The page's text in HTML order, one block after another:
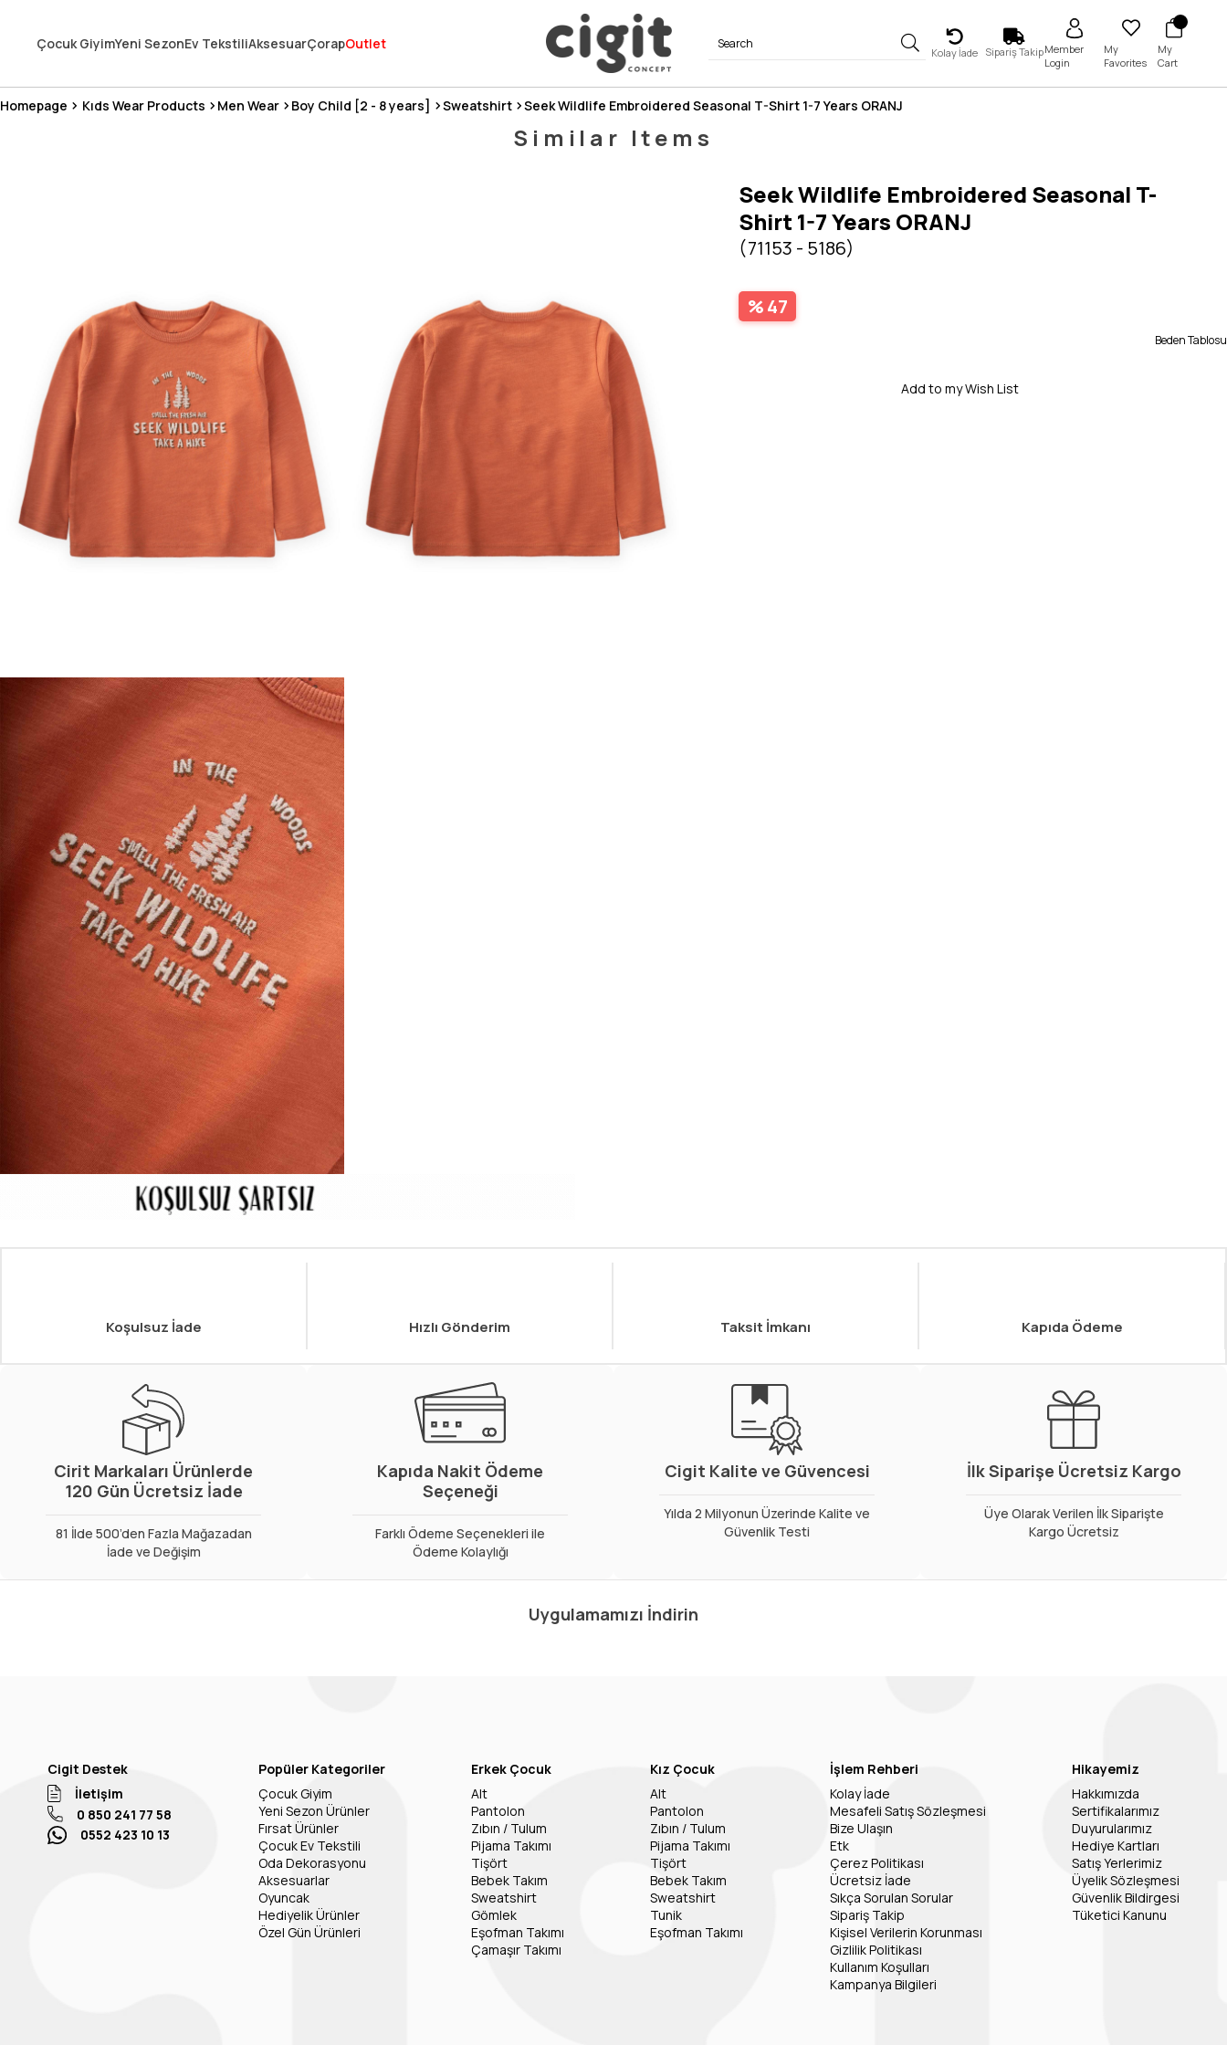
300₺ ve Üzeri Alışverişlerde Kargo Ücretsiz !
Koşulsuz Şartsız İade İmkanı
Çocuk GiyimYeni SezonEv TekstiliAksesuarÇorapOutlet
Kolay İade Sipariş TakipMember
Login
My
Favorites
My
Cart
Homepage Kıds Wear Products Men Wear Boy Child [2 - 8 years] Sweatshirt Seek Wildlife Embroidered Seasonal T-Shirt 1-7 Years ORANJ
Similar Items
Seek Wildlife Embroidered Seasonal T-
Shirt 1-7 Years ORANJ
(71153 - 5186)
47
Beden Tablosu
Add to my Wish List
Koşulsuz İade Hızlı Gönderim Taksit İmkanı Kapıda Ödeme
Cirit Markaları Ürünlerde
120 Gün Ücretsiz İade
81 İlde 500’den Fazla Mağazadan
İade ve Değişim
Kapıda Nakit Ödeme
Seçeneği
Farklı Ödeme Seçenekleri ile
Ödeme Kolaylığı
Cigit Kalite ve Güvencesi
Yılda 2 Milyonun Üzerinde Kalite ve
Güvenlik Testi
İlk Siparişe Ücretsiz Kargo
Üye Olarak Verilen İlk Siparişte
Kargo Ücretsiz
Uygulamamızı İndirin
Cigit Destek
İletişim
0 850 241 77 58
0552 423 10 13
Popüler Kategoriler
Çocuk Giyim
Yeni Sezon Ürünler
Fırsat Ürünler
Çocuk Ev Tekstili
Oda Dekorasyonu
Aksesuarlar
Oyuncak
Hediyelik Ürünler
Özel Gün Ürünleri
Erkek Çocuk
Alt
Pantolon
Zıbın / Tulum
Pijama Takımı
Tişört
Bebek Takım
Sweatshirt
Gömlek
Eşofman Takımı
Çamaşır Takımı
Kız Çocuk
Alt
Pantolon
Zıbın / Tulum
Pijama Takımı
Tişört
Bebek Takım
Sweatshirt
Tunik
Eşofman Takımı
İşlem Rehberi
Kolay İade
Mesafeli Satış Sözleşmesi
Bize Ulaşın
Etk
Çerez Politikası
Ücretsiz İade
Sıkça Sorulan Sorular
Sipariş Takip
Kişisel Verilerin Korunması
Gizlilik Politikası
Kullanım Koşulları
Kampanya Bilgileri
Hikayemiz
Hakkımızda
Sertifikalarımız
Duyurularımız
Hediye Kartları
Satış Yerlerimiz
Üyelik Sözleşmesi
Güvenlik Bildirgesi
Tüketici Kanunu